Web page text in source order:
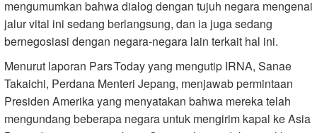
mengumumkan bahwa dialog dengan tujuh negara mengenai
jalur vital ini sedang berlangsung, dan ia juga sedang
bernegosiasi dengan negara‑negara lain terkait hal ini.
Menurut laporan Pars Today yang mengutip IRNA, Sanae
Takaichi, Perdana Menteri Jepang, menjawab permintaan
Presiden Amerika yang menyatakan bahwa mereka telah
mengundang beberapa negara untuk mengirim kapal ke Asia